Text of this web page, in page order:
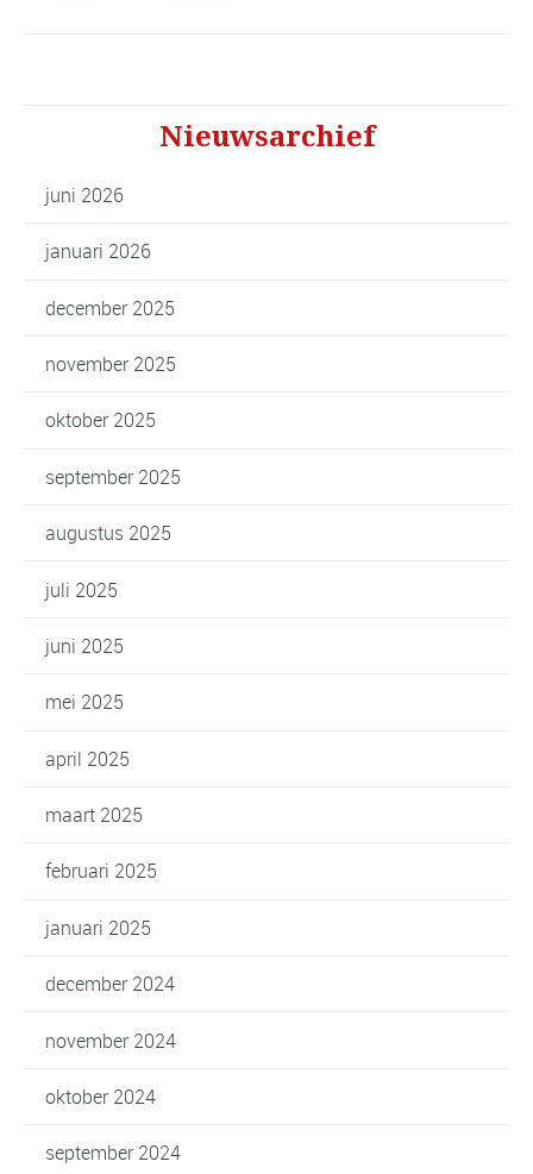
Nieuwsarchief
juni 2026
januari 2026
december 2025
november 2025
oktober 2025
september 2025
augustus 2025
juli 2025
juni 2025
mei 2025
april 2025
maart 2025
februari 2025
januari 2025
december 2024
november 2024
oktober 2024
september 2024